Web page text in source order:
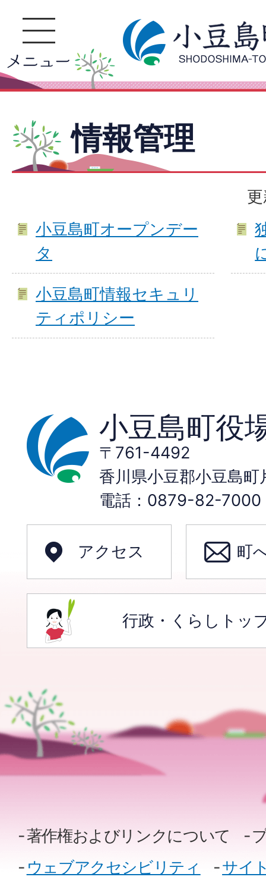
情報管理
小豆島町オープンデー
タ
小豆島町情報セキュリ
ティポリシー
小豆島町役
〒761-4492
香川県小豆郡小豆島
電話：0879-82-7000
アクセス 町
行政・くらしトッ
著作権およびリンクについて
ウェブアクセシビリティ
サイ